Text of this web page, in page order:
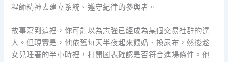
程師精神去建立系統、遵守紀律的參與者。
故事寫到這裡，你可能以為志強已經成為某個交易社群的達
人。但現實是，他依舊每天半夜起來餵奶、換尿布，然後趁
女兒睡著的半小時裡，打開圖表確認是否符合進場條件。他